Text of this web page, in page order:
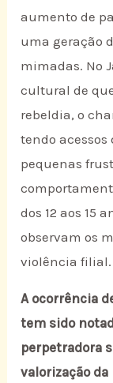
aumento de
uma geração
mimadas. No
cultural de
rebeldia, o
tendo
pequenas
dos 12 aos 15
observam os
violência filial.
A ocorrência
tem sido
perpetradora
valorização